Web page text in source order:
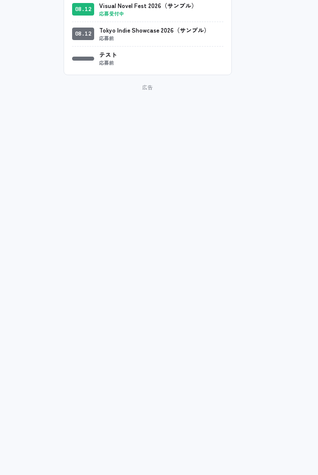
08.12 Visual Novel Fest 2026（サンプル）
応募受付中
08.12 Tokyo Indie Showcase 2026（サンプル）
応募前
テスト
応募前